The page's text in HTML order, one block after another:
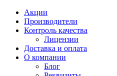
Акции
Производители
Контроль качества
Лицензии
Доставка и оплата
О компании
Блог